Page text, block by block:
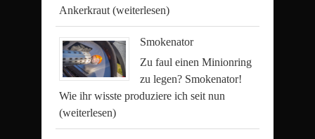
Ankerkraut (weiterlesen)
Smokenator
Zu faul einen Minionring
zu legen? Smokenator!
Wie ihr wisste produziere ich seit nun
(weiterlesen)